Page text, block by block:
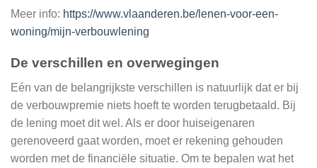
Meer info: https://www.vlaanderen.be/lenen-voor-een-
woning/mijn-verbouwlening
De verschillen en overwegingen
Eén van de belangrijkste verschillen is natuurlijk dat er bij
de verbouwpremie niets hoeft te worden terugbetaald. Bij
de lening moet dit wel. Als er door huiseigenaren
gerenoveerd gaat worden, moet er rekening gehouden
worden met de financiële situatie. Om te bepalen wat het